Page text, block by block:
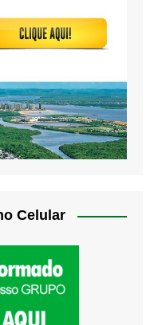
Celular